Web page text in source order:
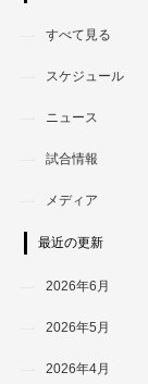
すべて見る
スケジュール
ニュース
試合情報
メディア
最近の更新
2026年6月
2026年5月
2026年4月